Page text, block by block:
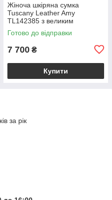
Жіноча шкіряна сумка
Tuscany Leather Amy
TL142385 з великим
відділенням і плечовим
ременем, бежева
Готово до відправки
7 700 ₴
Купити
за рік